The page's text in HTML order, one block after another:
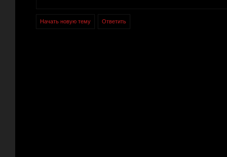
Начать новую тему Ответить